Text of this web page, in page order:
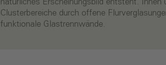
natürliches Erscheinungsbild entsteht. Innen
Clusterbereiche durch offene
funktionale Glastrennwände.